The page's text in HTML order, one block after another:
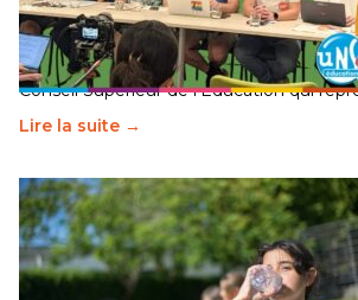
30 juin 2026-National
Pendant plusieurs mois, un groupe de
travaillé sur la transition écologique de
Conseil Supérieur de l’Éducation qui
Lire la suite →